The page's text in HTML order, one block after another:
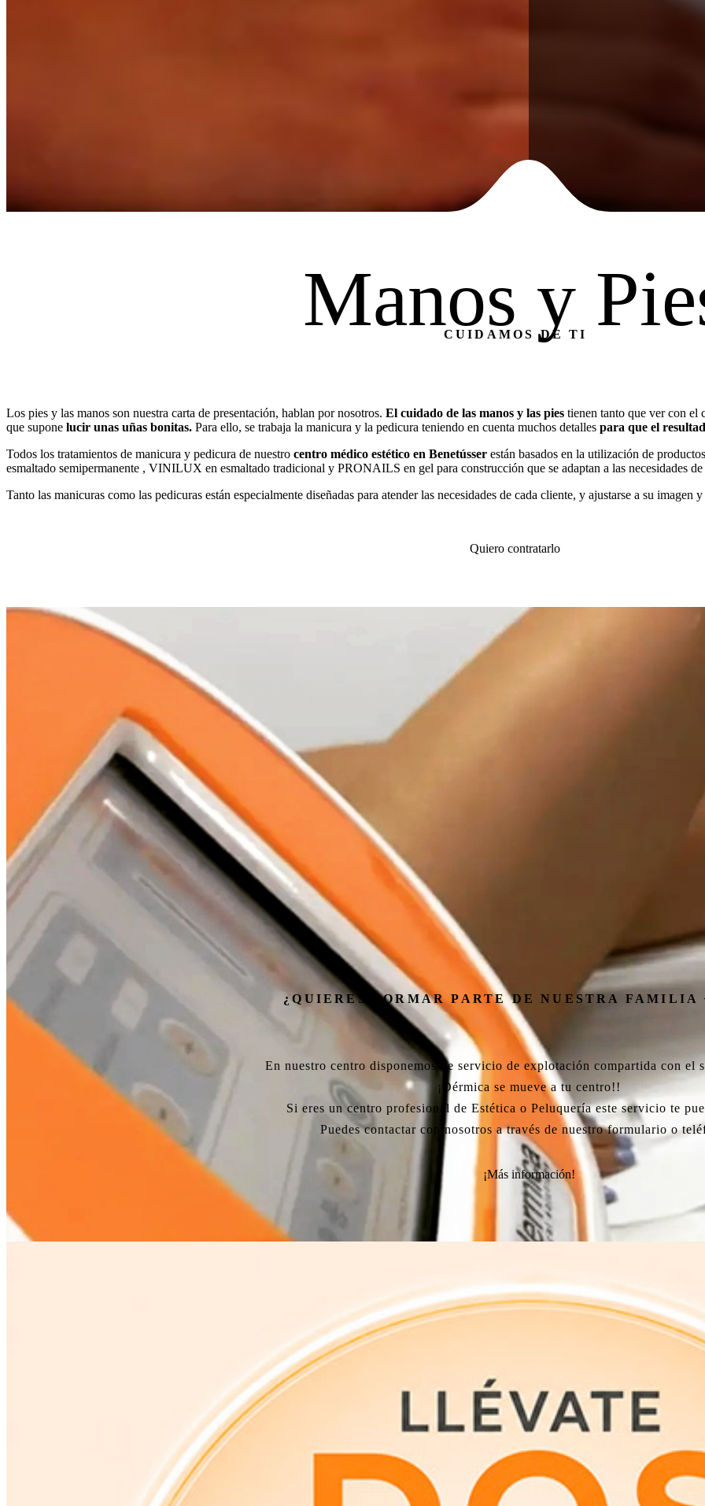
Manos y
CUIDAMOS DE TI
Los pies y las manos son nuestra carta de presentación, hablan por nosotros. El cuidado de las manos y las pies tienen tanto que ver con el
que supone lucir unas uñas bonitas. Para ello, se trabaja la manicura y la pedicura teniendo en cuenta muchos detalles para que el
Todos los tratamientos de manicura y pedicura de nuestro centro médico estético en Benetússer están basados en la utilización de
esmaltado semipermanente , VINILUX en esmaltado tradicional y PRONAILS en gel para construcción que se adaptan a las necesidades
Tanto las manicuras como las pedicuras están especialmente diseñadas para atender las necesidades de cada cliente, y ajustarse a su imagen
Quiero contratarlo
¿QUIERES FORMAR PARTE DE NUESTRA FAMILIA
En nuestro centro disponemos de servicio de explotación compartida con el
¡Dérmica se mueve a tu centro!!
Si eres un centro profesional de Estética o Peluquería este servicio te
Puedes contactar con nosotros a través de nuestro formulario o
¡Más información!